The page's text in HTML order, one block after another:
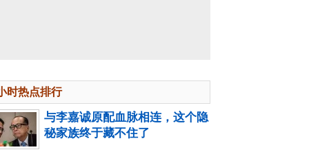
时热点排行
与李嘉诚原配血脉相连，这个隐
秘家族终于藏不住了